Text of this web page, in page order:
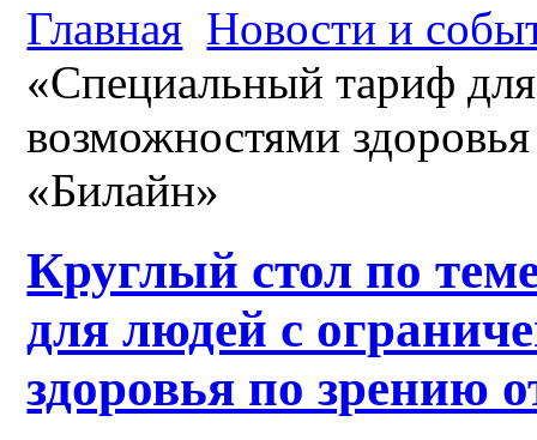
Главная Новости и
«Специальный тариф
возможностями
«Билайн»
Круглый стол по
для людей с
здоровья по зрению